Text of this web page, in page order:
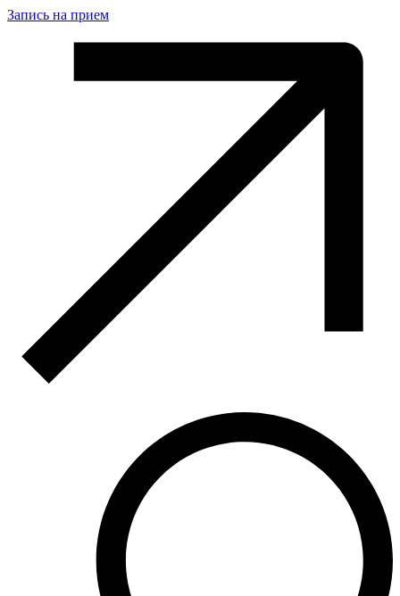
Запись на прием